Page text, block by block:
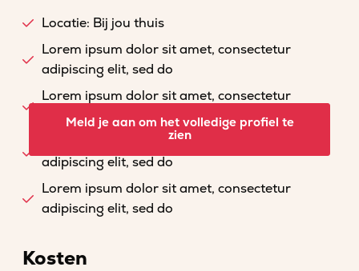
Locatie: Bij jou thuis
Lorem ipsum dolor sit amet, consectetur
adipiscing elit, sed do
Lorem ipsum dolor sit amet, consectetur
adipiscing elit, sed do
Lorem ipsum dolor sit amet, consectetur
adipiscing elit, sed do
Lorem ipsum dolor sit amet, consectetur
adipiscing elit, sed do
Meld je aan om het volledige profiel te
zien
Kosten